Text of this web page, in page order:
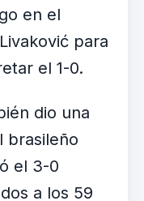
en el
para
el 1-0.
dio una
brasileño
el 3-0
a los 59